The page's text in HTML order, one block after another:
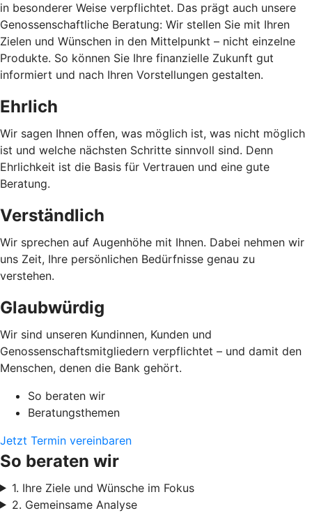
in besonderer Weise verpflichtet. Das prägt auch unsere
Genossenschaftliche Beratung: Wir stellen Sie mit Ihren
Zielen und Wünschen in den Mittelpunkt – nicht einzelne
Produkte. So können Sie Ihre finanzielle Zukunft gut
informiert und nach Ihren Vorstellungen gestalten.
Ehrlich
Wir sagen Ihnen offen, was möglich ist, was nicht möglich
ist und welche nächsten Schritte sinnvoll sind. Denn
Ehrlichkeit ist die Basis für Vertrauen und eine gute
Beratung.
Verständlich
Wir sprechen auf Augenhöhe mit Ihnen. Dabei nehmen wir
uns Zeit, Ihre persönlichen Bedürfnisse genau zu
verstehen.
Glaubwürdig
Wir sind unseren Kundinnen, Kunden und
Genossenschaftsmitgliedern verpflichtet – und damit den
Menschen, denen die Bank gehört.
So beraten wir
Beratungsthemen
Jetzt Termin vereinbaren
So beraten wir
1. Ihre Ziele und Wünsche im Fokus
2. Gemeinsame Analyse